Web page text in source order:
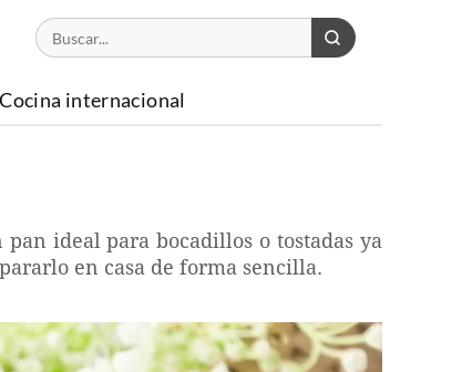
Cocina internacional
ideal para bocadillos o tostadas ya
en casa de forma sencilla.